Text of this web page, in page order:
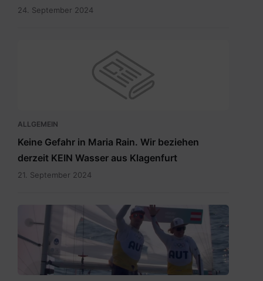
24. September 2024
ALLGEMEIN
Keine Gefahr in Maria Rain. Wir beziehen
derzeit KEIN Wasser aus Klagenfurt
21. September 2024
Siegerpose.png